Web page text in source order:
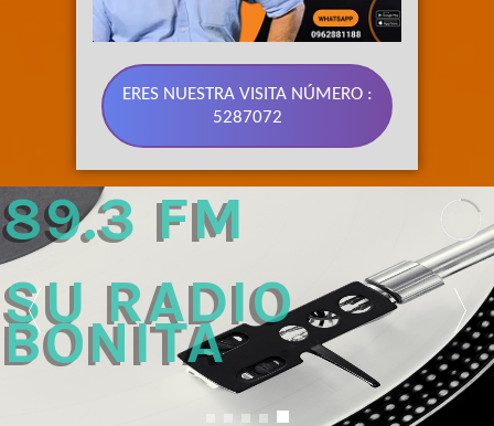
ERES NUESTRA VISITA NÚMERO :
5287072
89.3 FM
SU RADIO
BONITA